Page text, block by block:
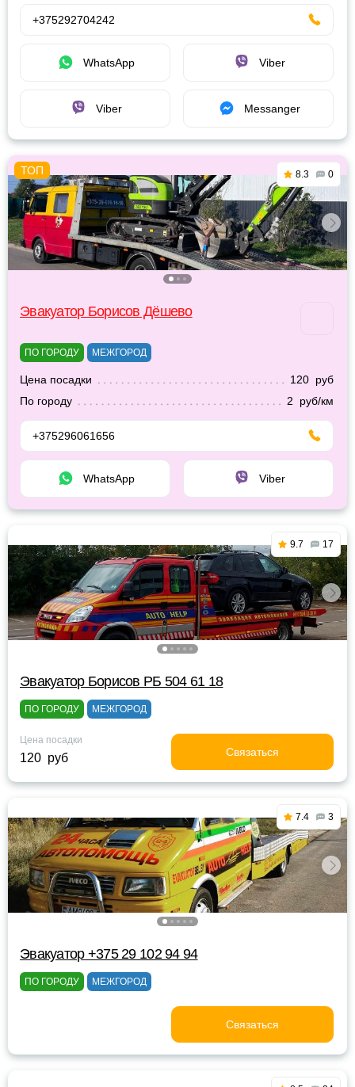
+375292704242
WhatsApp Viber
Viber Messanger
8.3 0
Эвакуатор Борисов Дёшево
ПО ГОРОДУ МЕЖГОРОД
Цена посадки
120 руб
По городу
2 руб/км
+375296061656
WhatsApp Viber
9.7 17
Эвакуатор Борисов РБ 504 61 18
ПО ГОРОДУ МЕЖГОРОД
Цена посадки
120 руб Связаться
7.4 3
Эвакуатор +375 29 102 94 94
ПО ГОРОДУ МЕЖГОРОД
Связаться